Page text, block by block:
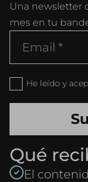
Una newsletter
mes en tu
He leído y
Qué
El